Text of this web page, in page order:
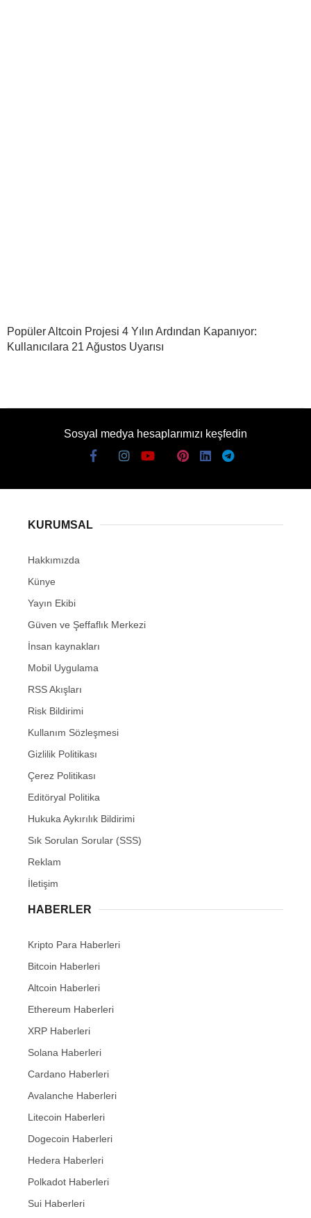
Popüler Altcoin Projesi 4 Yılın Ardından Kapanıyor:
Kullanıcılara 21 Ağustos Uyarısı
Sosyal medya hesaplarımızı keşfedin
KURUMSAL
Hakkımızda
Künye
Yayın Ekibi
Güven ve Şeffaflık Merkezi
İnsan kaynakları
Mobil Uygulama
RSS Akışları
Risk Bildirimi
Kullanım Sözleşmesi
Gizlilik Politikası
Çerez Politikası
Editöryal Politika
Hukuka Aykırılık Bildirimi
Sık Sorulan Sorular (SSS)
Reklam
İletişim
HABERLER
Kripto Para Haberleri
Bitcoin Haberleri
Altcoin Haberleri
Ethereum Haberleri
XRP Haberleri
Solana Haberleri
Cardano Haberleri
Avalanche Haberleri
Litecoin Haberleri
Dogecoin Haberleri
Hedera Haberleri
Polkadot Haberleri
Sui Haberleri